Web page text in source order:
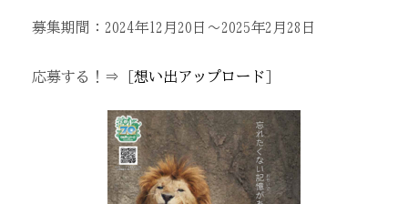
募集期間：2024年12月20日～2025年2月28日
応募する！⇒ [ 想い出アップロード